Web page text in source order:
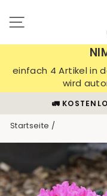
zum
Inhalt
einfach 4 Artikel in
wird
Startseite /